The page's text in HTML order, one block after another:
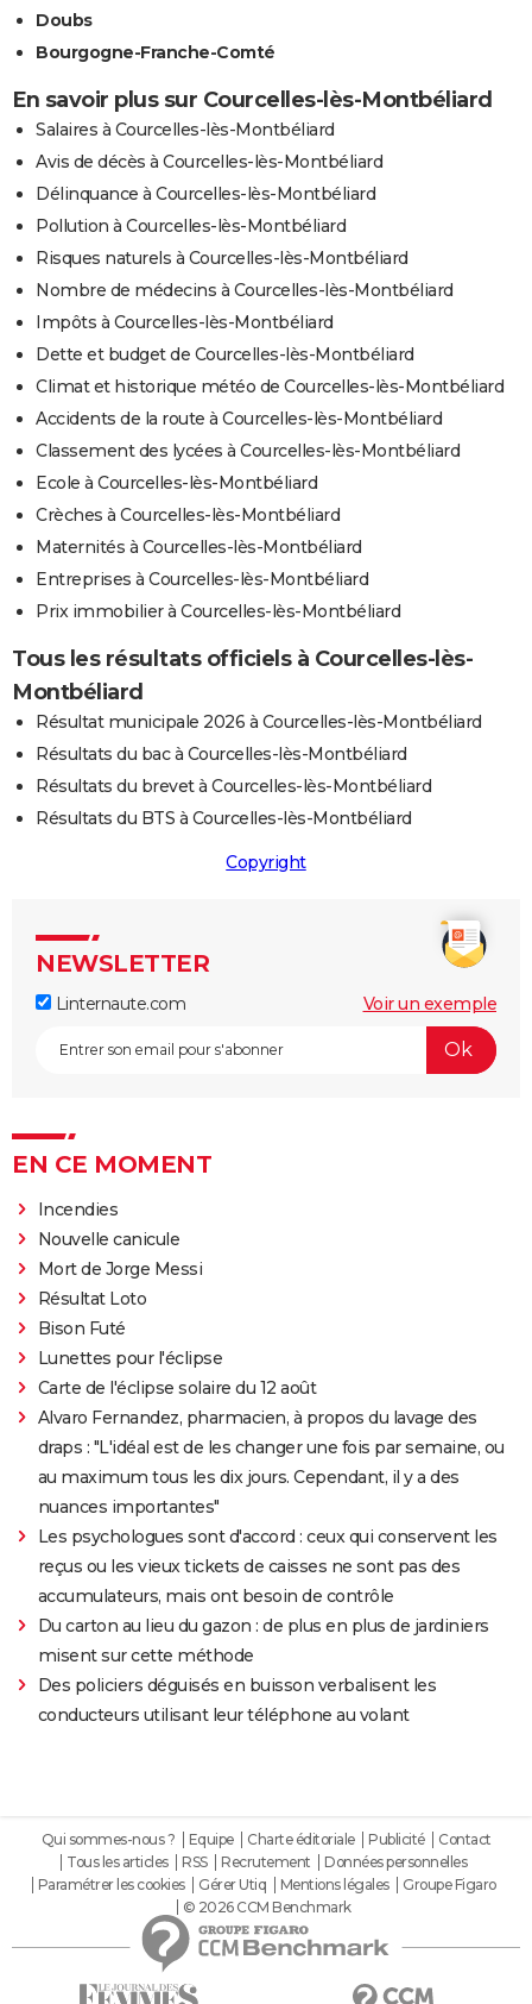
Doubs
Bourgogne-Franche-Comté
En savoir plus sur Courcelles-lès-Montbéliard
Salaires à Courcelles-lès-Montbéliard
Avis de décès à Courcelles-lès-Montbéliard
Délinquance à Courcelles-lès-Montbéliard
Pollution à Courcelles-lès-Montbéliard
Risques naturels à Courcelles-lès-Montbéliard
Nombre de médecins à Courcelles-lès-Montbéliard
Impôts à Courcelles-lès-Montbéliard
Dette et budget de Courcelles-lès-Montbéliard
Climat et historique météo de Courcelles-lès-Montbéliard
Accidents de la route à Courcelles-lès-Montbéliard
Classement des lycées à Courcelles-lès-Montbéliard
Ecole à Courcelles-lès-Montbéliard
Crèches à Courcelles-lès-Montbéliard
Maternités à Courcelles-lès-Montbéliard
Entreprises à Courcelles-lès-Montbéliard
Prix immobilier à Courcelles-lès-Montbéliard
Tous les résultats officiels à Courcelles-lès-
Montbéliard
Résultat municipale 2026 à Courcelles-lès-Montbéliard
Résultats du bac à Courcelles-lès-Montbéliard
Résultats du brevet à Courcelles-lès-Montbéliard
Résultats du BTS à Courcelles-lès-Montbéliard
Copyright
NEWSLETTER
Linternaute.com Voir un exemple
EN CE MOMENT
Incendies
Nouvelle canicule
Mort de Jorge Messi
Résultat Loto
Bison Futé
Lunettes pour l'éclipse
Carte de l'éclipse solaire du 12 août
Alvaro Fernandez, pharmacien, à propos du lavage des
draps : "L'idéal est de les changer une fois par semaine, ou
au maximum tous les dix jours. Cependant, il y a des
nuances importantes"
Les psychologues sont d'accord : ceux qui conservent les
reçus ou les vieux tickets de caisses ne sont pas des
accumulateurs, mais ont besoin de contrôle
Du carton au lieu du gazon : de plus en plus de jardiniers
misent sur cette méthode
Des policiers déguisés en buisson verbalisent les
conducteurs utilisant leur téléphone au volant
Qui sommes-nous ? Equipe Charte éditoriale Publicité
Contact
Tous les articles
RSS Recrutement
Données personnelles
Paramétrer les cookies
Gérer Utiq Mentions légales
Groupe Figaro
© 2026 CCM Benchmark